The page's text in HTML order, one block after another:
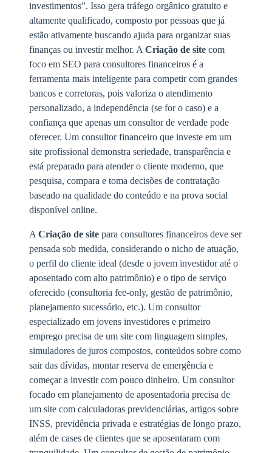
investimentos”. Isso gera tráfego orgânico gratuito e
altamente qualificado, composto por pessoas que já
estão ativamente buscando ajuda para organizar suas
finanças ou investir melhor. A Criação de site com
foco em SEO para consultores financeiros é a
ferramenta mais inteligente para competir com grandes
bancos e corretoras, pois valoriza o atendimento
personalizado, a independência (se for o caso) e a
confiança que apenas um consultor de verdade pode
oferecer. Um consultor financeiro que investe em um
site profissional demonstra seriedade, transparência e
está preparado para atender o cliente moderno, que
pesquisa, compara e toma decisões de contratação
baseado na qualidade do conteúdo e na prova social
disponível online.
A Criação de site para consultores financeiros deve ser
pensada sob medida, considerando o nicho de atuação,
o perfil do cliente ideal (desde o jovem investidor até o
aposentado com alto patrimônio) e o tipo de serviço
oferecido (consultoria fee-only, gestão de patrimônio,
planejamento sucessório, etc.). Um consultor
especializado em jovens investidores e primeiro
emprego precisa de um site com linguagem simples,
simuladores de juros compostos, conteúdos sobre como
sair das dívidas, montar reserva de emergência e
começar a investir com pouco dinheiro. Um consultor
focado em planejamento de aposentadoria precisa de
um site com calculadoras previdenciárias, artigos sobre
INSS, previdência privada e estratégias de longo prazo,
além de cases de clientes que se aposentaram com